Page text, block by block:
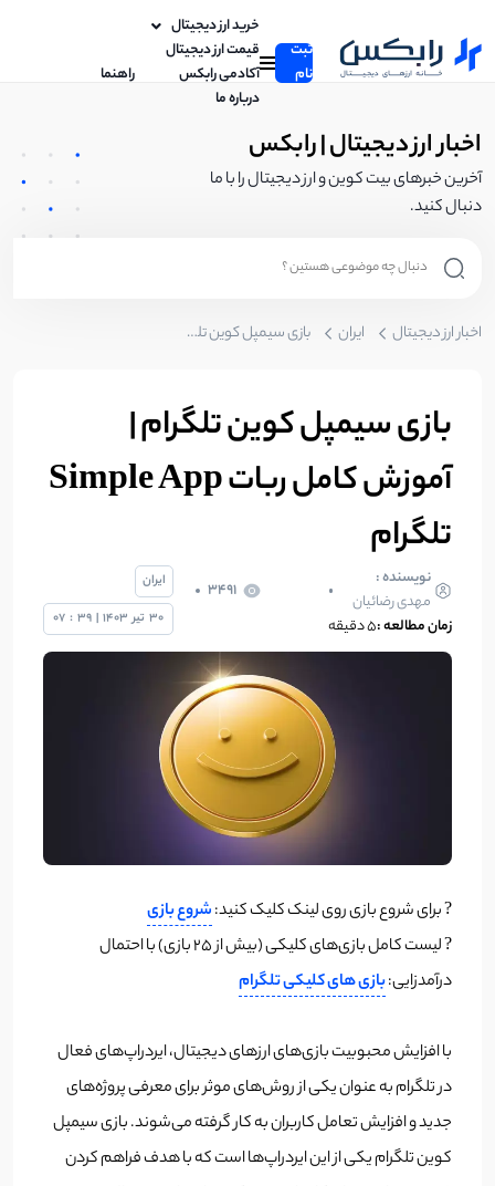
ثبت
نام
خرید ارز دیجیتال
قیمت ارز دیجیتال
آکادمی رابکس
راهنما
درباره ما
اخبار ارز دیجیتال | رابکس
آخرین خبرهای بیت کوین و ارز دیجیتال را با ما
دنبال کنید.
اخبار ارز دیجیتال ایران بازی سیمپل کوین تلگرام | آموزش کامل ربات Simple App تلگرام
بازی سیمپل کوین تلگرام |
آموزش کامل ربات Simple App
تلگرام
نویسنده :
مهدی رضائیان
3491
زمان مطالعه :5 دقیقه
ایران
30 تیر 1403
|
39
:
07
? برای شروع بازی روی لینک کلیک کنید:شروع بازی
? لیست کامل بازی‌های کلیکی (بیش از ۲۵ بازی) با احتمال
درآمدزایی:بازی های کلیکی تلگرام
با افزایش محبوبیت بازی‌های ارزهای دیجیتال، ایردراپ‌های فعال
در تلگرام به عنوان یکی از روش‌های موثر برای معرفی پروژه‌های
جدید و افزایش تعامل کاربران به کار گرفته می‌شوند. بازی سیمپل
کوین تلگرام یکی از این ایردراپ‌ها است که با هدف فراهم کردن